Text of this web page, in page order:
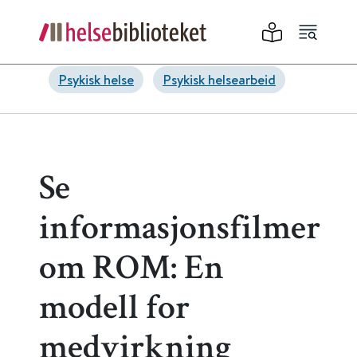
Psykisk helse Psykisk helsearbeid
Se
informasjonsfilmer
om ROM: En
modell for